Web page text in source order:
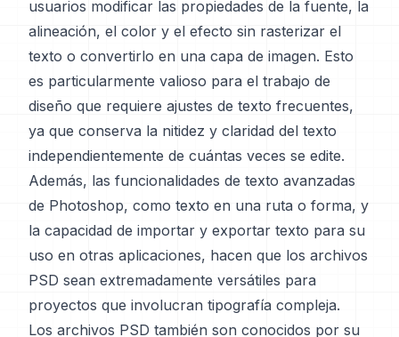
usuarios modificar las propiedades de la fuente, la
alineación, el color y el efecto sin rasterizar el
texto o convertirlo en una capa de imagen. Esto
es particularmente valioso para el trabajo de
diseño que requiere ajustes de texto frecuentes,
ya que conserva la nitidez y claridad del texto
independientemente de cuántas veces se edite.
Además, las funcionalidades de texto avanzadas
de Photoshop, como texto en una ruta o forma, y
la capacidad de importar y exportar texto para su
uso en otras aplicaciones, hacen que los archivos
PSD sean extremadamente versátiles para
proyectos que involucran tipografía compleja.
Los archivos PSD también son conocidos por su